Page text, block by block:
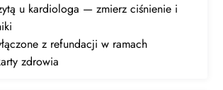
u kardiologa — zmierz ciśnienie i
z refundacji w ramach
zdrowia